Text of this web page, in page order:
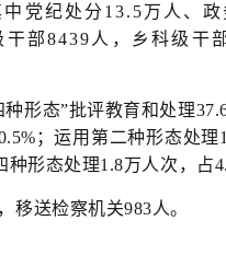
党纪处分13.5万人、
部8439人，乡科级干
形态”批评教育和处理
；运用第二种形态处理
形态处理1.8万人次，占
移送检察机关983人。